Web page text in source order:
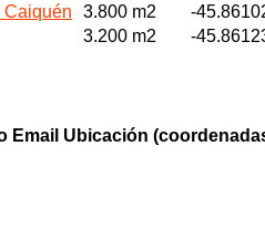
Caiquén
3.800 m2
-
3.200 m2 -
Email Ubicación